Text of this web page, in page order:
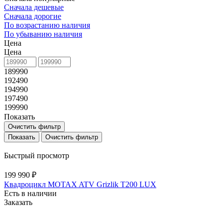
Сначала дешевые
Сначала дорогие
По возрастанию наличия
По убыванию наличия
Цена
Цена
189990
192490
194990
197490
199990
Показать
Очистить фильтр
Очистить фильтр
Быстрый просмотр
199 990 ₽
Квадроцикл MOTAX ATV Grizlik T200 LUX
Есть в наличии
Заказать